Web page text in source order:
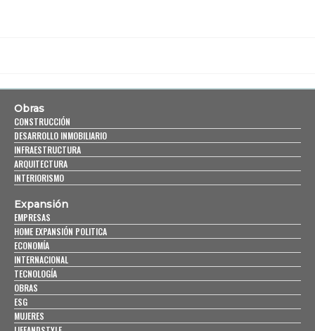
Obras
CONSTRUCCIÓN
DESARROLLO INMOBILIARIO
INFRAESTRUCTURA
ARQUITECTURA
INTERIORISMO
Expansión
EMPRESAS
HOME EXPANSIÓN POLITICA
ECONOMÍA
INTERNACIONAL
TECNOLOGÍA
OBRAS
ESG
MUJERES